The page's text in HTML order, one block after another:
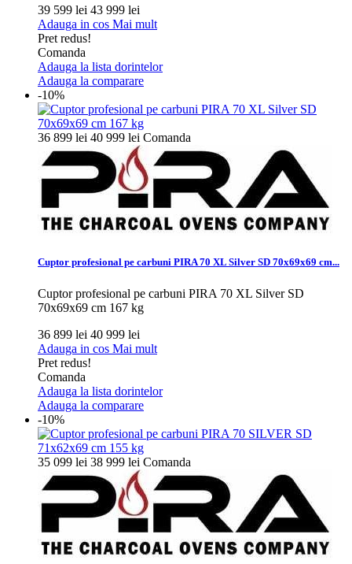
39 599 lei 43 999 lei
Adauga in cos Mai mult
Pret redus!
Comanda
Adauga la lista dorintelor
Adauga la comparare
-10%
36 899 lei 40 999 lei Comanda
Cuptor profesional pe carbuni PIRA 70 XL Silver SD 70x69x69 cm...
Cuptor profesional pe carbuni PIRA 70 XL Silver SD
70x69x69 cm 167 kg
36 899 lei 40 999 lei
Adauga in cos Mai mult
Pret redus!
Comanda
Adauga la lista dorintelor
Adauga la comparare
-10%
35 099 lei 38 999 lei Comanda